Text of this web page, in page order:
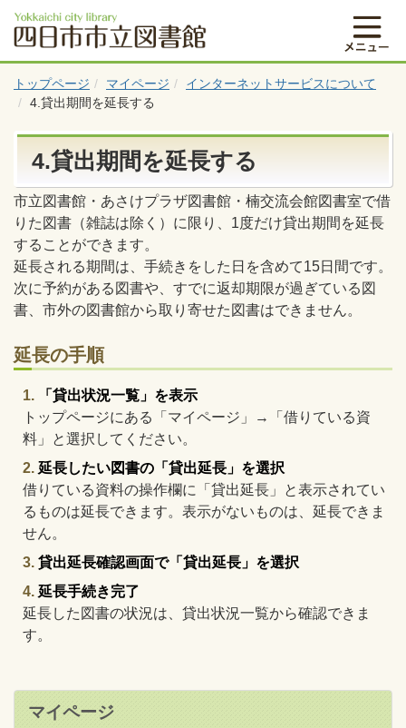
トップページ マイページ
インターネットサービスについて
4.貸出期間を延長する
4.貸出期間を延長する
市立図書館・あさけプラザ図書館・楠交流会館図書室で借
りた図書（雑誌は除く）に限り、1度だけ貸出期間を延長
することができます。
延長される期間は、手続きをした日を含めて15日間です。
次に予約がある図書や、すでに返却期限が過ぎている図
書、市外の図書館から取り寄せた図書はできません。
延長の手順
「貸出状況一覧」を表示
トップページにある「マイページ」→「借りている資
料」と選択してください。
延長したい図書の「貸出延長」を選択
借りている資料の操作欄に「貸出延長」と表示されてい
るものは延長できます。表示がないものは、延長できま
せん。
貸出延長確認画面で「貸出延長」を選択
延長手続き完了
延長した図書の状況は、貸出状況一覧から確認できま
す。
マイページ